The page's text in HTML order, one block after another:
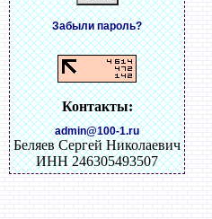
Забыли пароль?
Контакты:
admin@100-1.ru
Беляев Сергей Николаевич
ИНН 246305493507